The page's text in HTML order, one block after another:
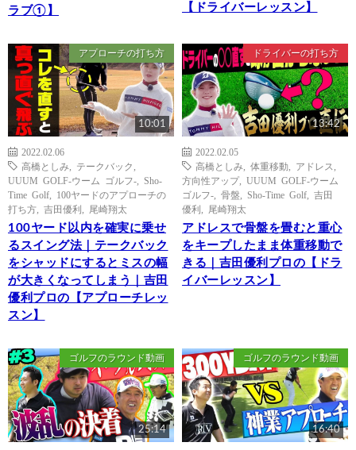
ラブ①】
【ドライバーレッスン】
アプローチの打ち方
10:01
2022.02.06
高橋としみ
テークバック
UUUM GOLF-ウーム ゴルフ-
Sho-
Time Golf
100ヤードのアプローチの
打ち方
吉田優利 尾崎翔太
100ヤード以内を確実に乗せ
るスイング法｜テークバック
をシャッドにするとミスの幅
が大きくなってしまう｜吉田
優利プロの【アプローチレッ
スン】
ドライバーの打ち方
13:42
2022.02.05
高橋としみ
体重移動 アドレス
方向性アップ, UUUM GOLF-ウーム
ゴルフ-
骨盤 Sho-Time Golf
吉田
優利
尾崎翔太
アドレスで骨盤を畳むと重心
をキープしたまま体重移動で
きる｜吉田優利プロの【ドラ
イバーレッスン】
ゴルフのラウンド動画
25:14
ゴルフのラウンド動画
16:40